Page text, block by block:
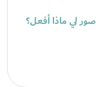
لي ماذا أفعل؟